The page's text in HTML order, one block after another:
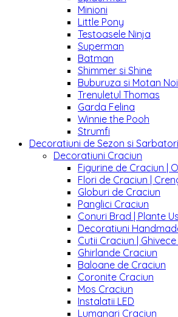
Minioni
Little Pony
Testoasele Ninja
Superman
Batman
Shimmer si Shine
Buburuza si Motan
Trenuletul Thomas
Garda Felina
Winnie the Pooh
Strumfi
Decoratiuni de Sezon si Sarbatori
Decoratiuni Craciun
Figurine de Craciun |
Flori de Craciun |
Globuri de Craciun
Panglici Craciun
Conuri Brad | Plante
Decoratiuni
Cutii Craciun |
Ghirlande Craciun
Baloane de Craciun
Coronite Craciun
Mos Craciun
Instalatii LED
Lumanari Craciun